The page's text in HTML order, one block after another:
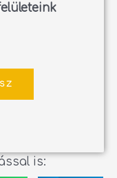
is: